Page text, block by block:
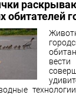
обитателей